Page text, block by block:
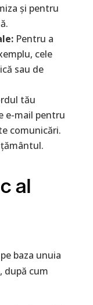
și pentru
Pentru a
cele
sau de
tău
e-mail pentru
comunicări.
al
baza unuia
după cum